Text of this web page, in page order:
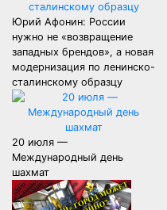
Юрий Афонин: России
нужно не «возвращение
западных брендов», а новая
модернизация по ленинско-
сталинскому образцу
20 июля —
Международный день
шахмат